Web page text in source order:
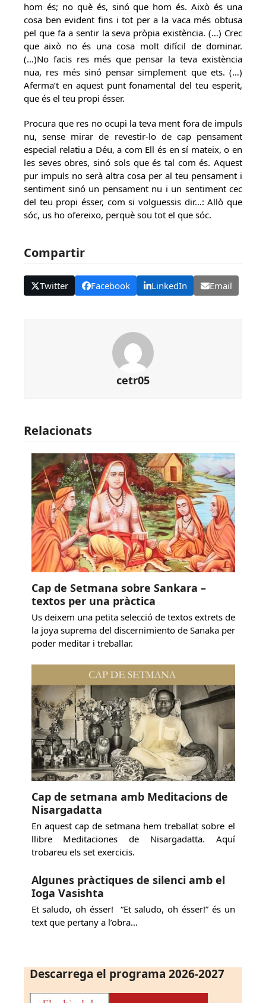
hom és; no què és, sinó que hom és. Això és una
cosa ben evident fins i tot per a la vaca més obtusa
pel que fa a sentir la seva pròpia existència. (…) Crec
que això no és una cosa molt difícil de dominar.
(…)No facis res més que pensar la teva existència
nua, res més sinó pensar simplement que ets. (…)
Aferma’t en aquest punt fonamental del teu esperit,
que és el teu propi ésser.
Procura que res no ocupi la teva ment fora de impuls
nu, sense mirar de revestir-lo de cap pensament
especial relatiu a Déu, a com Ell és en sí mateix, o en
les seves obres, sinó sols que és tal com és. Aquest
pur impuls no serà altra cosa per al teu pensament i
sentiment sinó un pensament nu i un sentiment cec
del teu propi ésser, com si volguessis dir…: Allò que
sóc, us ho ofereixo, perquè sou tot el que sóc.
Compartir
Twitter Facebook LinkedIn Email
cetr05
Relacionats
Cap de Setmana sobre Sankara –
textos per una pràctica
Us deixem una petita selecció de textos extrets de
la joya suprema del discernimiento de Sanaka per
poder meditar i treballar.
Cap de setmana amb Meditacions de
Nisargadatta
En aquest cap de setmana hem treballat sobre el
llibre Meditaciones de Nisargadatta. Aquí
trobareu els set exercicis.
Algunes pràctiques de silenci amb el
Ioga Vasishta
Et saludo, oh ésser! “Et saludo, oh ésser!” és un
text que pertany a l’obra…
Descarrega el programa 2026-2027